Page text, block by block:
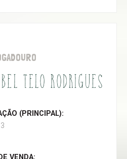
TELO RODRIGUES
(PRINCIPAL):